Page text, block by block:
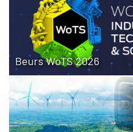
Beurs WoTS 2026